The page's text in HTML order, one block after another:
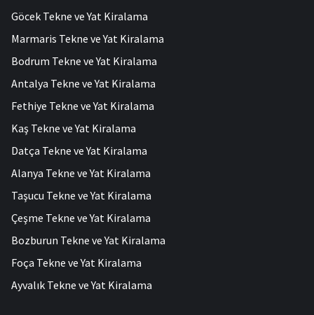
Göcek Tekne ve Yat Kiralama
Marmaris Tekne ve Yat Kiralama
Bodrum Tekne ve Yat Kiralama
Antalya Tekne ve Yat Kiralama
Fethiye Tekne ve Yat Kiralama
Kaş Tekne ve Yat Kiralama
Datça Tekne ve Yat Kiralama
Alanya Tekne ve Yat Kiralama
Taşucu Tekne ve Yat Kiralama
Çeşme Tekne ve Yat Kiralama
Bozburun Tekne ve Yat Kiralama
Foça Tekne ve Yat Kiralama
Ayvalık Tekne ve Yat Kiralama